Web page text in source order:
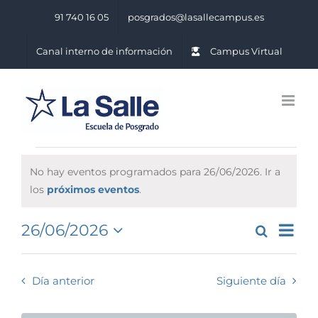
91 740 16 05 posgrados@lasallecampus.es
Canal interno de información Campus Virtual
Eventos
for
26/06/2026
Notice
No hay eventos programados para 26/06/2026. Ir a
los próximos eventos.
Buscar
de
de
Día
26/06/2026
Seleccionar
Día anterior Siguiente día